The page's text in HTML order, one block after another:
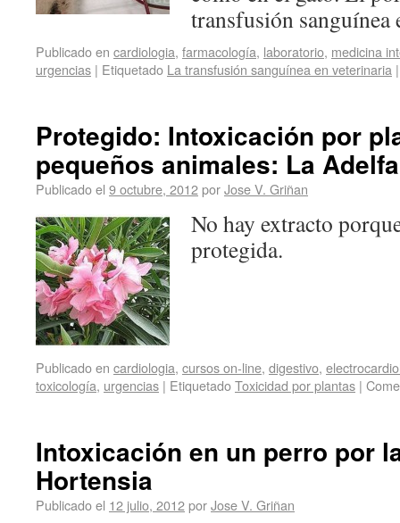
transfusión
Publicado en cardiologia, farmacología, laboratorio, medicina
urgencias | Etiquetado La transfusión sanguínea en veterinaria |
Protegido: Intoxicación por
pequeños animales: La
Publicado el 9 octubre, 2012porJose V. Griñan
No hay extracto
protegida.
Publicado en cardiologia, cursos on-line, digestivo,
toxicología, urgencias | EtiquetadoToxicidad por plantas |
Intoxicación en un perro por
Hortensia
Publicado el 12 julio, 2012porJose V. Griñan